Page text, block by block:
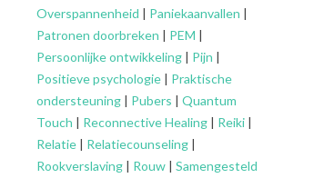
Overspannenheid | Paniekaanvallen |
Patronen doorbreken | PEM |
Persoonlijke ontwikkeling | Pijn |
Positieve psychologie | Praktische
ondersteuning | Pubers | Quantum
Touch | Reconnective Healing | Reiki |
Relatie | Relatiecounseling |
Rookverslaving | Rouw | Samengesteld